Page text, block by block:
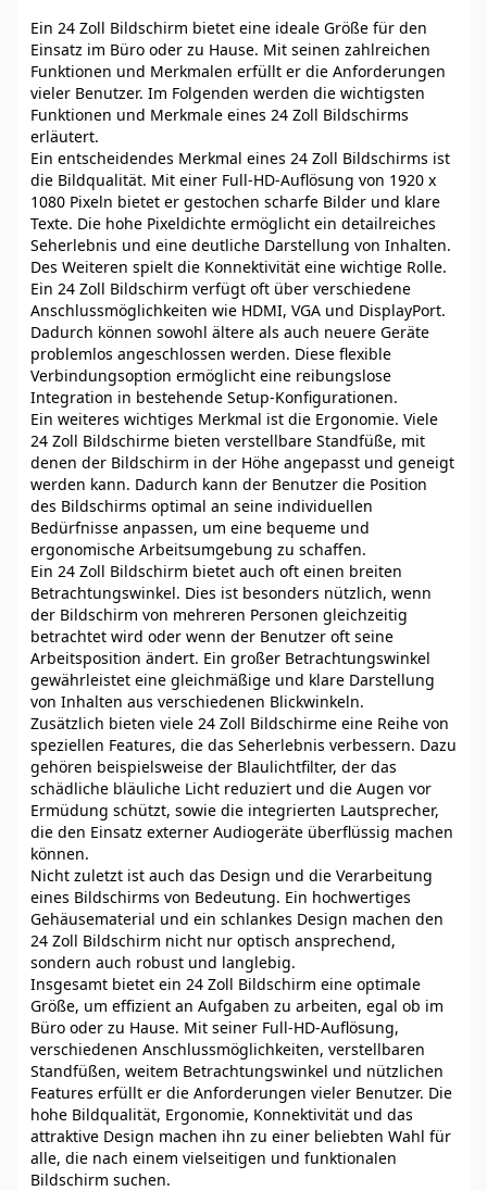
Ein 24 Zoll Bildschirm bietet eine ideale Größe für den
Einsatz im Büro oder zu Hause. Mit seinen zahlreichen
Funktionen und Merkmalen erfüllt er die Anforderungen
vieler Benutzer. Im Folgenden werden die wichtigsten
Funktionen und Merkmale eines 24 Zoll Bildschirms
erläutert.
Ein entscheidendes Merkmal eines 24 Zoll Bildschirms ist
die Bildqualität. Mit einer Full-HD-Auflösung von 1920 x
1080 Pixeln bietet er gestochen scharfe Bilder und klare
Texte. Die hohe Pixeldichte ermöglicht ein detailreiches
Seherlebnis und eine deutliche Darstellung von Inhalten.
Des Weiteren spielt die Konnektivität eine wichtige Rolle.
Ein 24 Zoll Bildschirm verfügt oft über verschiedene
Anschlussmöglichkeiten wie HDMI, VGA und DisplayPort.
Dadurch können sowohl ältere als auch neuere Geräte
problemlos angeschlossen werden. Diese flexible
Verbindungsoption ermöglicht eine reibungslose
Integration in bestehende Setup-Konfigurationen.
Ein weiteres wichtiges Merkmal ist die Ergonomie. Viele
24 Zoll Bildschirme bieten verstellbare Standfüße, mit
denen der Bildschirm in der Höhe angepasst und geneigt
werden kann. Dadurch kann der Benutzer die Position
des Bildschirms optimal an seine individuellen
Bedürfnisse anpassen, um eine bequeme und
ergonomische Arbeitsumgebung zu schaffen.
Ein 24 Zoll Bildschirm bietet auch oft einen breiten
Betrachtungswinkel. Dies ist besonders nützlich, wenn
der Bildschirm von mehreren Personen gleichzeitig
betrachtet wird oder wenn der Benutzer oft seine
Arbeitsposition ändert. Ein großer Betrachtungswinkel
gewährleistet eine gleichmäßige und klare Darstellung
von Inhalten aus verschiedenen Blickwinkeln.
Zusätzlich bieten viele 24 Zoll Bildschirme eine Reihe von
speziellen Features, die das Seherlebnis verbessern. Dazu
gehören beispielsweise der Blaulichtfilter, der das
schädliche bläuliche Licht reduziert und die Augen vor
Ermüdung schützt, sowie die integrierten Lautsprecher,
die den Einsatz externer Audiogeräte überflüssig machen
können.
Nicht zuletzt ist auch das Design und die Verarbeitung
eines Bildschirms von Bedeutung. Ein hochwertiges
Gehäusematerial und ein schlankes Design machen den
24 Zoll Bildschirm nicht nur optisch ansprechend,
sondern auch robust und langlebig.
Insgesamt bietet ein 24 Zoll Bildschirm eine optimale
Größe, um effizient an Aufgaben zu arbeiten, egal ob im
Büro oder zu Hause. Mit seiner Full-HD-Auflösung,
verschiedenen Anschlussmöglichkeiten, verstellbaren
Standfüßen, weitem Betrachtungswinkel und nützlichen
Features erfüllt er die Anforderungen vieler Benutzer. Die
hohe Bildqualität, Ergonomie, Konnektivität und das
attraktive Design machen ihn zu einer beliebten Wahl für
alle, die nach einem vielseitigen und funktionalen
Bildschirm suchen.